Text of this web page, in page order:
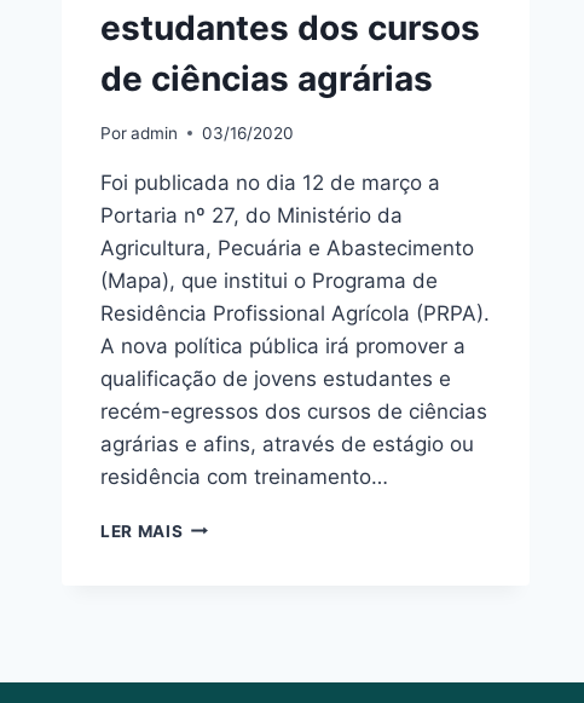
estudantes dos cursos
de ciências agrárias
Poradmin 03/16/2020
Foi publicada no dia 12 de março a
Portaria nº 27, do Ministério da
Agricultura, Pecuária e Abastecimento
(Mapa), que institui o Programa de
Residência Profissional Agrícola (PRPA).
A nova política pública irá promover a
qualificação de jovens estudantes e
recém-egressos dos cursos de ciências
agrárias e afins, através de estágio ou
residência com treinamento…
LER MAIS